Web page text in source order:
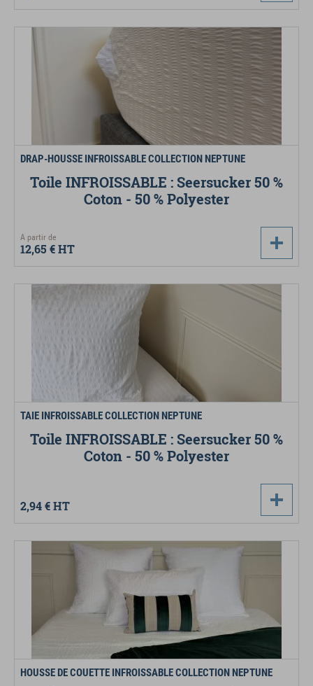
DRAP-HOUSSE INFROISSABLE COLLECTION NEPTUNE
Toile INFROISSABLE : Seersucker 50 %
Coton - 50 % Polyester
A partir de
12,65 €HT
TAIE INFROISSABLE COLLECTION NEPTUNE
Toile INFROISSABLE : Seersucker 50 %
Coton - 50 % Polyester
2,94 €HT
HOUSSE DE COUETTE INFROISSABLE COLLECTION NEPTUNE